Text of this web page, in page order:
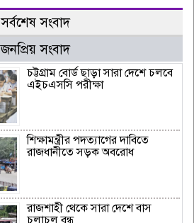
সর্বশেষ সংবাদ
জনপ্রিয় সংবাদ
চট্টগ্রাম বোর্ড ছাড়া সারা দেশে চলবে
এইচএসসি পরীক্ষা
শিক্ষামন্ত্রীর পদত্যাগের দাবিতে
রাজধানীতে সড়ক অবরোধ
রাজশাহী থেকে সারা দেশে বাস
চলাচল বন্ধ